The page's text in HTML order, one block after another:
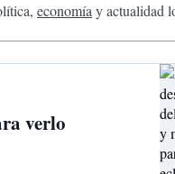
economíay actualidad
verlo